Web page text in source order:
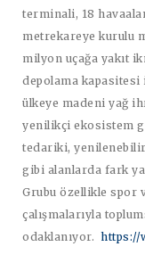
terminali, 18
metrekareye kurulu
milyon uçağa yakıt
depolama kapasitesi
ülkeye madeni yağ
yenilikçi ekosistem
tedariki,
gibi alanlarda fark
Grubu özellikle spor
çalışmalarıyla
odaklanıyor. https://